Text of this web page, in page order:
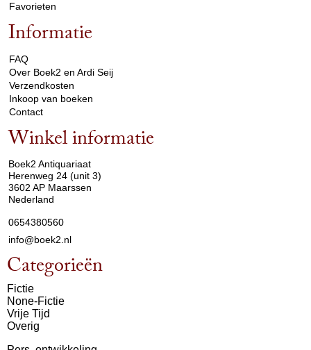
Favorieten
Informatie
FAQ
Over Boek2 en Ardi Seij
Verzendkosten
Inkoop van boeken
Contact
Winkel informatie
Boek2 Antiquariaat
Herenweg 24 (unit 3)
3602 AP Maarssen
Nederland
0654380560
info@boek2.nl
Categorieën
Fictie
None-Fictie
Vrije Tijd
Overig